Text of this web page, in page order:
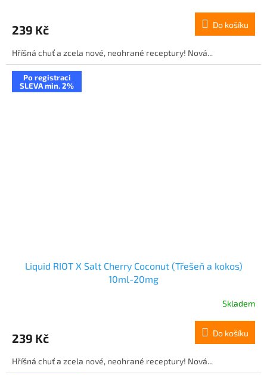
239 Kč Do košíku
Hříšná chuť a zcela nové, neohrané receptury! Nová...
Po registraci
SLEVA min. 2%
Liquid RIOT X Salt Cherry Coconut (Třešeň a kokos)
10ml-20mg
Skladem
239 Kč Do košíku
Hříšná chuť a zcela nové, neohrané receptury! Nová...